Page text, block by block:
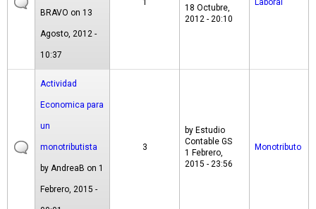
BRAVO on 13
Agosto, 2012 -
10:37
1
18 Octubre,
2012 - 20:10
Laboral
Actividad
Economica para
un
monotributista
by AndreaB on 1
Febrero, 2015 -
3
by Estudio
Contable GS
1 Febrero,
2015 - 23:56
Monotributo